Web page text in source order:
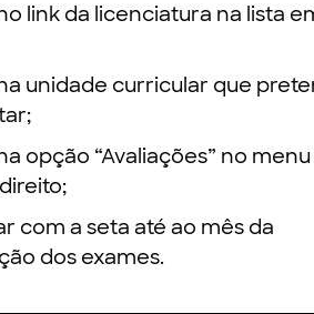
link da licenciatura na lista
unidade curricular que
opção “Avaliações” no menu
com a seta até ao mês da
dos exames.